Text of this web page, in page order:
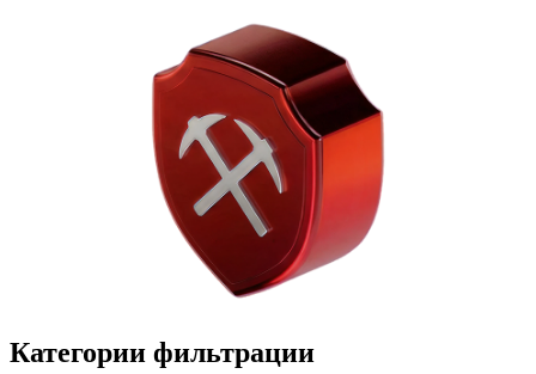
Категории фильтрации